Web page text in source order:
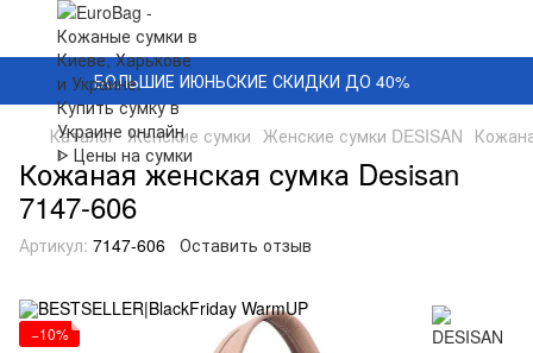
БОЛЬШИЕ ИЮНЬСКИЕ СКИДКИ ДО 40%
Каталог Женские сумки Женские сумки DESISAN
Кожаная женская сумка Desisan
7147-606
Артикул: 7147-606 Оставить отзыв
−10%